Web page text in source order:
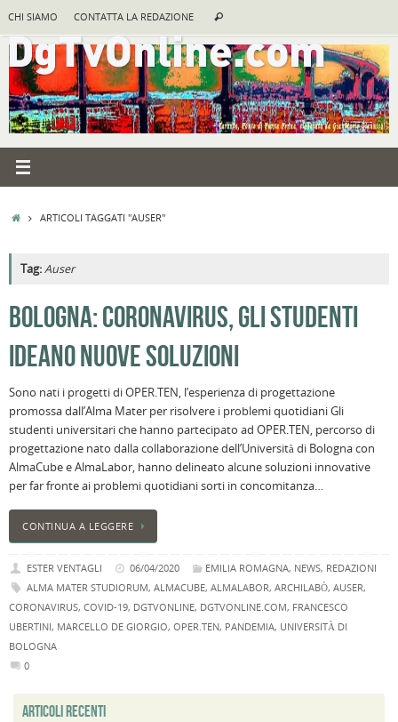
contenuto
CHI SIAMO CONTATTA LA REDAZIONE Cerca
HOMEARTICOLI TAGGATI "AUSER"
Tag:Auser
BOLOGNA: CORONAVIRUS, GLI STUDENTI
IDEANO NUOVE SOLUZIONI
Sono nati i progetti di OPER.TEN, l’esperienza di progettazione
promossa dall’Alma Mater per risolvere i problemi quotidiani Gli
studenti universitari che hanno partecipato ad OPER.TEN, percorso di
progettazione nato dalla collaborazione dell’Università di Bologna con
AlmaCube e AlmaLabor, hanno delineato alcune soluzioni innovative
per far fronte ai problemi quotidiani sorti in concomitanza…
CONTINUA A LEGGERE
ESTER VENTAGLI 06/04/2020 EMILIA ROMAGNA, NEWS, REDAZIONI
ALMA MATER STUDIORUM, ALMACUBE, ALMALABOR, ARCHILABÒ, AUSER,
CORONAVIRUS, COVID-19, DGTVONLINE, DGTVONLINE.COM, FRANCESCO
UBERTINI, MARCELLO DE GIORGIO, OPER.TEN, PANDEMIA, UNIVERSITÀ DI
BOLOGNA
0
ARTICOLI RECENTI